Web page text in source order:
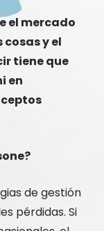
el mercado
cosas y el
tiene que
en
de gestión
pérdidas. Si